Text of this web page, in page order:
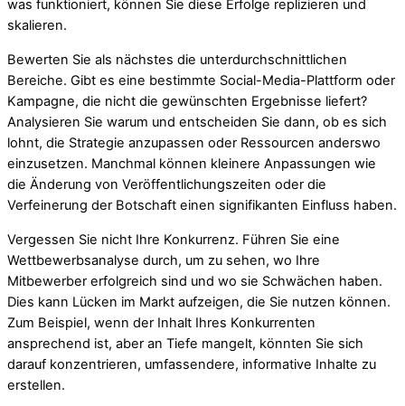
was funktioniert, können Sie diese Erfolge replizieren und
skalieren.
Bewerten Sie als nächstes die unterdurchschnittlichen
Bereiche. Gibt es eine bestimmte Social-Media-Plattform oder
Kampagne, die nicht die gewünschten Ergebnisse liefert?
Analysieren Sie warum und entscheiden Sie dann, ob es sich
lohnt, die Strategie anzupassen oder Ressourcen anderswo
einzusetzen. Manchmal können kleinere Anpassungen wie
die Änderung von Veröffentlichungszeiten oder die
Verfeinerung der Botschaft einen signifikanten Einfluss haben.
Vergessen Sie nicht Ihre Konkurrenz. Führen Sie eine
Wettbewerbsanalyse durch, um zu sehen, wo Ihre
Mitbewerber erfolgreich sind und wo sie Schwächen haben.
Dies kann Lücken im Markt aufzeigen, die Sie nutzen können.
Zum Beispiel, wenn der Inhalt Ihres Konkurrenten
ansprechend ist, aber an Tiefe mangelt, könnten Sie sich
darauf konzentrieren, umfassendere, informative Inhalte zu
erstellen.